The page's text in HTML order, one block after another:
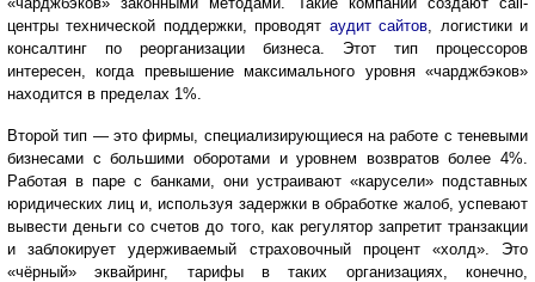
центры технической поддержки, проводят аудит сайтов, логистики и
консалтинг по реорганизации бизнеса. Этот тип процессоров
интересен, когда превышение максимального уровня «чарджбэков»
находится в пределах 1%.
Второй тип — это фирмы, специализирующиеся на работе с теневыми
бизнесами с большими оборотами и уровнем возвратов более 4%.
Работая в паре с банками, они устраивают «карусели» подставных
юридических лиц и, используя задержки в обработке жалоб, успевают
вывести деньги со счетов до того, как регулятор запретит транзакции
и заблокирует удерживаемый страховочный процент «холд». Это
«чёрный» эквайринг, тарифы в таких организациях, конечно,